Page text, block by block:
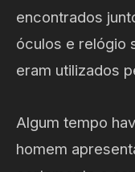
encontrados
óculos e relógio
eram utilizados
Algum tempo
homem